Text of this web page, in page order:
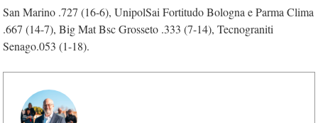
San Marino .727 (16-6), UnipolSai Fortitudo Bologna e Parma Clima
.667 (14-7), Big Mat Bsc Grosseto .333 (7-14), Tecnograniti
Senago.053 (1-18).